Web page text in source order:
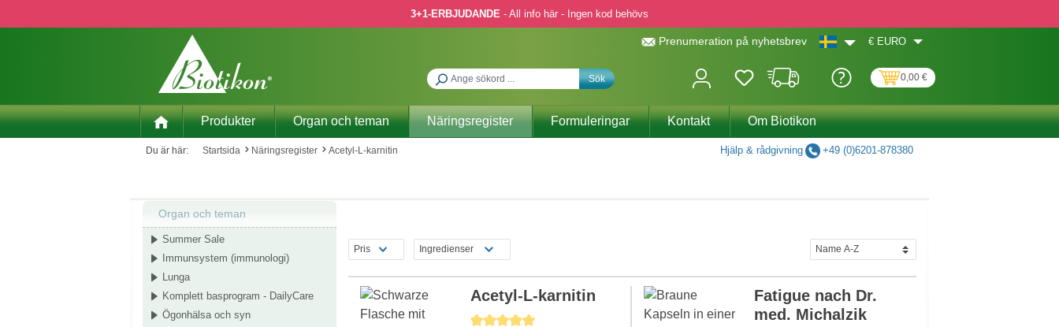
3+1-ERBJUDANDE - All info här - Ingen kod behövs
Prenumeration på nyhetsbrev € EURO
Sök 0,00 €
Produkter Organ och teman Näringsregister Formuleringar Kontakt Om Biotikon
Du är här: Startsida Näringsregister Acetyl-L-karnitin Hjälp & rådgivning +49 (0)6201-878380
Organ och teman
Summer Sale
Immunsystem (immunologi)
Lunga
Komplett basprogram - DailyCare
Ögonhälsa och syn
Pris Ingredienser
Genomsnittligt betyg på 5 av 5 stjärnor
Acetyl-L-karnitin
Fatigue nach Dr.
med. Michalzik